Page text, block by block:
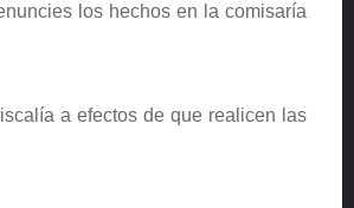
los hechos en la comisaría
a efectos de que realicen las